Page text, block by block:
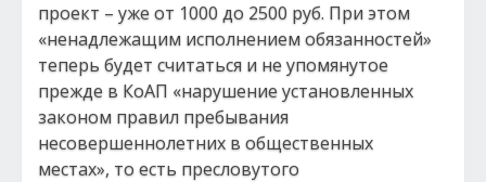
проект – уже от 1000 до 2500 руб. При этом
«ненадлежащим исполнением обязанностей»
теперь будет считаться и не упомянутое
прежде в КоАП «нарушение установленных
законом правил пребывания
несовершеннолетних в общественных
местах», то есть пресловутого